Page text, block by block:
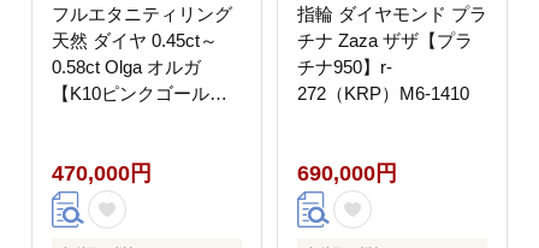
フルエタニティリング
天然 ダイヤ 0.45ct～
0.58ct Olga オルガ
【K10ピンクゴール
470,000円
指輪 ダイヤモンド プラ
チナ Zaza ザザ【プラ
チナ950】r-
272（KRP）M6-1410
690,000円